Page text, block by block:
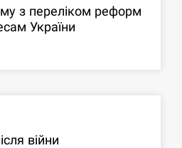
з переліком реформ
України
війни